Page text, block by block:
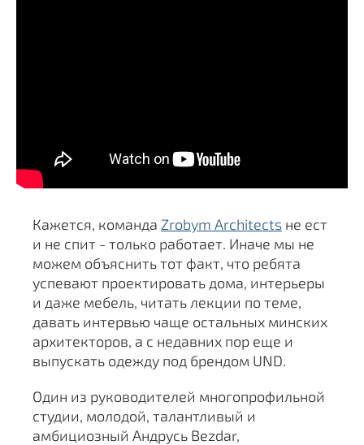
Кажется, команда Zrobym Architects не ест
и не спит - только работает. Иначе мы не
можем объяснить тот факт, что ребята
успевают проектировать дома, интерьеры
и даже мебель, читать лекции по теме,
давать интервью чаще остальных минских
архитекторов, а с недавних пор еще и
выпускать одежду под брендом UND.
Один из руководителей многопрофильной
студии, молодой, талантливый и
амбициозный Андрусь Bezdar,